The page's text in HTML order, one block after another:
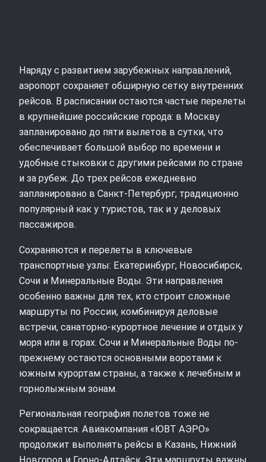
Наряду с развитием зарубежных направлений,
аэропорт сохраняет обширную сетку внутренних
рейсов. В расписании остаются частые перелеты
в крупнейшие российские города: в Москву
запланировано до пяти вылетов в сутки, что
обеспечивает большой выбор по времени и
удобные стыковки с другими рейсами по стране
и за рубеж. До трех рейсов ежедневно
запланировано в Санкт-Петербург, традиционно
популярный как у туристов, так и у деловых
пассажиров.
Сохраняются и перелеты в ключевые
транспортные узлы: Екатеринбург, Новосибирск,
Сочи и Минеральные Воды. Эти направления
особенно важны для тех, кто строит сложные
маршруты по России, комбинируя деловые
встречи, санаторно-курортное лечение и отдых у
моря или в горах. Сочи и Минеральные Воды по-
прежнему остаются основными воротами к
южным курортам страны, а также к лечебным и
горнолыжным зонам.
Региональная география полетов тоже не
сокращается. Авиакомпания «ЮВТ АЭРО»
продолжит выполнять рейсы в Казань, Нижний